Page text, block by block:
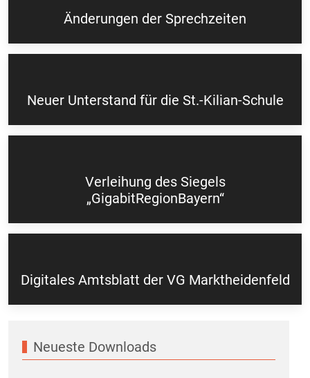
Änderungen der Sprechzeiten
Neuer Unterstand für die St.-Kilian-Schule
Verleihung des Siegels
„GigabitRegionBayern“
Digitales Amtsblatt der VG Marktheidenfeld
Neueste Downloads